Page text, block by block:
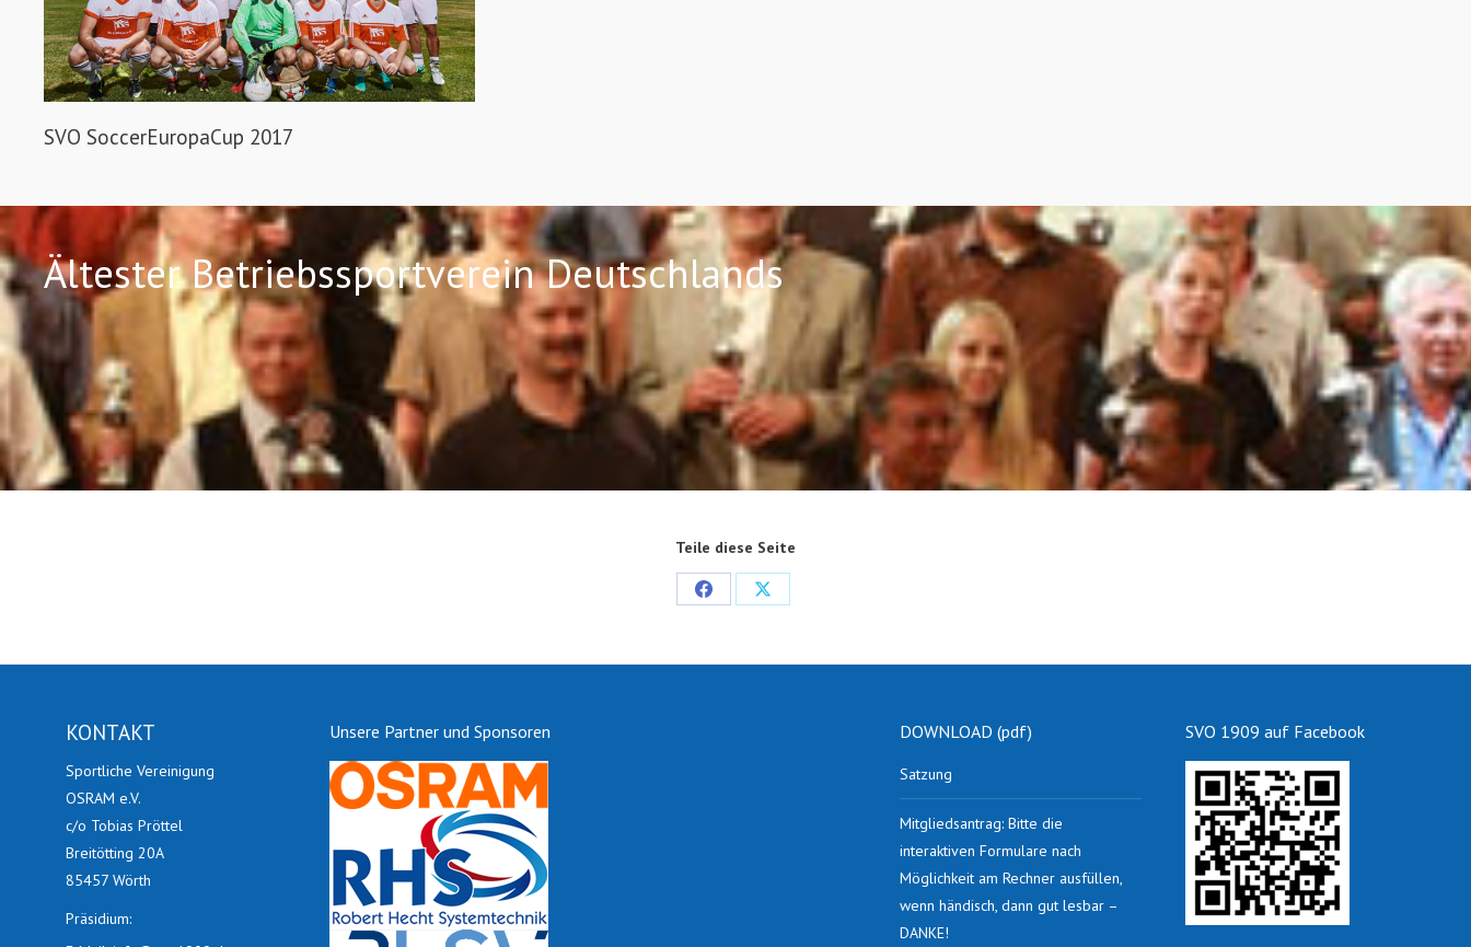
SVO SoccerEuropaCup 2017
Ältester Betriebssportverein Deutschlands
Teile diese Seite
Share
Facebook
Share
X
KONTAKT
Sportliche Vereinigung
OSRAM e.V.
c/o Tobias Pröttel
Breitötting 20A
85457 Wörth
Präsidium:
Unsere Partner und Sponsoren DOWNLOAD (pdf)
Satzung
Mitgliedsantrag: Bitte die
interaktiven Formulare nach
Möglichkeit am Rechner ausfüllen,
wenn händisch, dann gut lesbar –
DANKE!
SVO 1909 auf Facebook